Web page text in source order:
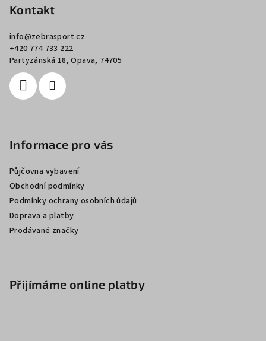
Kontakt
info@zebrasport.cz
+420 774 733 222
Partyzánská 18, Opava, 74705
Informace pro vás
Půjčovna vybavení
Obchodní podmínky
Podmínky ochrany osobních údajů
Doprava a platby
Prodávané značky
Přijímáme online platby